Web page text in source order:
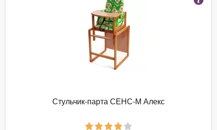
Стульчик-парта СЕНС-М Алекс